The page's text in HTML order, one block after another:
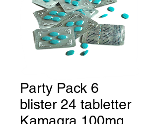
Party Pack 6
blister 24 tabletter
Kamagra 100mg